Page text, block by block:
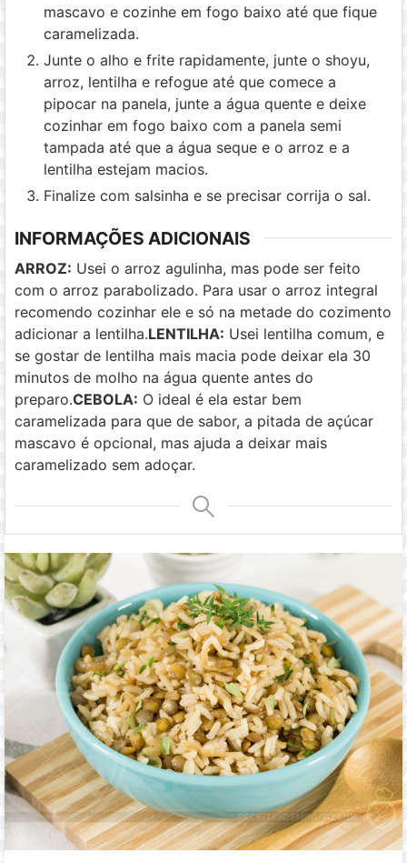
mascavo e cozinhe em fogo baixo até que fique
caramelizada.
Junte o alho e frite rapidamente, junte o shoyu,
arroz, lentilha e refogue até que comece a
pipocar na panela, junte a água quente e deixe
cozinhar em fogo baixo com a panela semi
tampada até que a água seque e o arroz e a
lentilha estejam macios.
Finalize com salsinha e se precisar corrija o sal.
INFORMAÇÕES ADICIONAIS
ARROZ: Usei o arroz agulinha, mas pode ser feito
com o arroz parabolizado. Para usar o arroz integral
recomendo cozinhar ele e só na metade do cozimento
adicionar a lentilha.LENTILHA: Usei lentilha comum, e
se gostar de lentilha mais macia pode deixar ela 30
minutos de molho na água quente antes do
preparo.CEBOLA: O ideal é ela estar bem
caramelizada para que de sabor, a pitada de açúcar
mascavo é opcional, mas ajuda a deixar mais
caramelizado sem adoçar.